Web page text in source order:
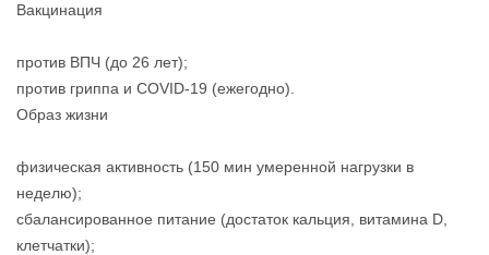
Вакцинация
против ВПЧ (до 26 лет);
против гриппа и COVID‑19 (ежегодно).
Образ жизни
физическая активность (150 мин умеренной нагрузки в
неделю);
сбалансированное питание (достаток кальция, витамина D,
клетчатки);